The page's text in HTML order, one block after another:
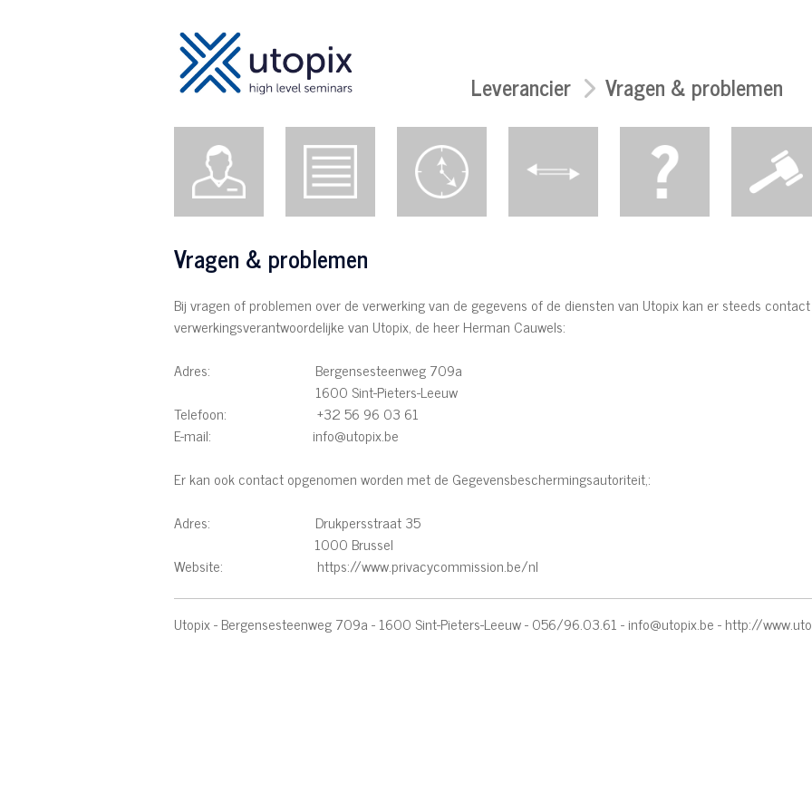
Leverancier Vragen & problemen
Vragen & problemen
Bij vragen of problemen over de verwerking van de gegevens of de diensten van Utopix kan er steeds
verwerkingsverantwoordelijke van Utopix, de heer Herman Cauwels:
Adres: Bergensesteenweg 709a
1600 Sint-Pieters-Leeuw
Telefoon: +32 56 96 03 61
E-mail: info@utopix.be
Er kan ook contact opgenomen worden met de Gegevensbeschermingsautoriteit,:
Adres: Drukpersstraat 35
1000 Brussel
Website: https://www.privacycommission.be/nl
Utopix - Bergensesteenweg 709a - 1600 Sint-Pieters-Leeuw - 056/96.03.61 -info@utopix.be-http://